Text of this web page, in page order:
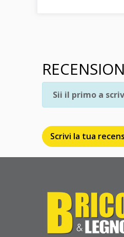
Scrivi la tua
Sii il primo a